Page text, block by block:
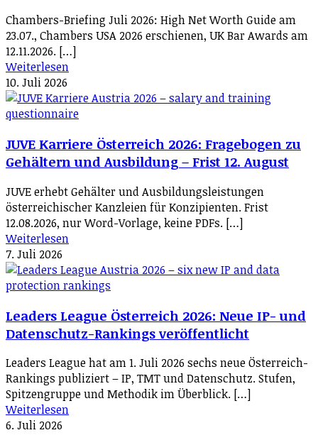
Chambers-Briefing Juli 2026: High Net Worth Guide am
23.07., Chambers USA 2026 erschienen, UK Bar Awards am
12.11.2026. […]
Weiterlesen
10. Juli 2026
JUVE Karriere Österreich 2026: Fragebogen zu
Gehältern und Ausbildung – Frist 12. August
JUVE erhebt Gehälter und Ausbildungsleistungen
österreichischer Kanzleien für Konzipienten. Frist
12.08.2026, nur Word-Vorlage, keine PDFs. […]
Weiterlesen
7. Juli 2026
Leaders League Österreich 2026: Neue IP- und
Datenschutz-Rankings veröffentlicht
Leaders League hat am 1. Juli 2026 sechs neue Österreich-
Rankings publiziert – IP, TMT und Datenschutz. Stufen,
Spitzengruppe und Methodik im Überblick. […]
Weiterlesen
6. Juli 2026